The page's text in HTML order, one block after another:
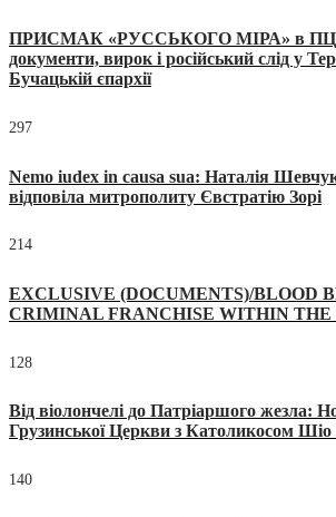
ПРИСМАК «РУССЬКОГО МІРА» в ПЦУ:
документи, вирок і російський слід у
Бучацькій єпархії
297
Nemo iudex in causa sua: Наталія
відповіла митрополиту Євстратію Зорі
214
EXCLUSIVE (DOCUMENTS)/BLOOD
CRIMINAL FRANCHISE WITHIN THE
128
Від віолончелі до Патріаршого жезла:
Грузинської Церкви з Католикосом
140